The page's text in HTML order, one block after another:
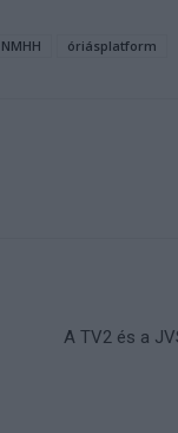
NMHH óriásplatform
A TV2 és a